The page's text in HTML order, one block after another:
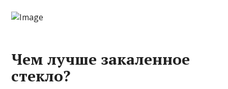
Чем лучше закаленное
стекло?